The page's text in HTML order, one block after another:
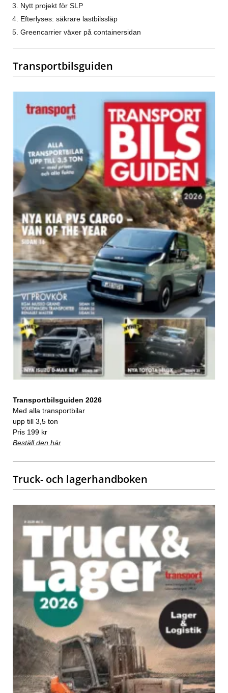
Nytt projekt för SLP
Efterlyses: säkrare lastbilssläp
Greencarrier växer på containersidan
Transportbilsguiden
Transportbilsguiden 2026
Med alla transportbilar
upp till 3,5 ton
Pris 199 kr
Beställ den här
Truck- och lagerhandboken